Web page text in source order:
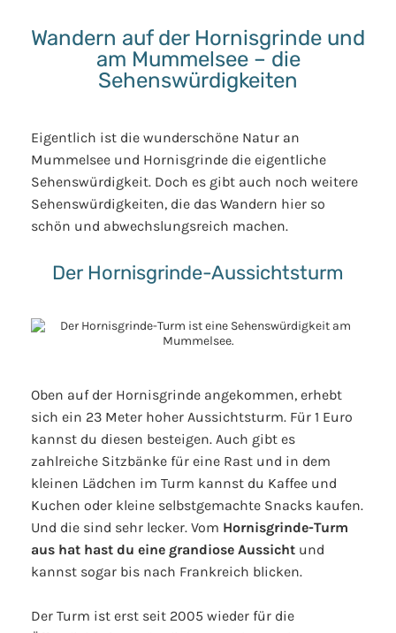
Wandern auf der Hornisgrinde und
am Mummelsee – die
Sehenswürdigkeiten
Eigentlich ist die wunderschöne Natur an
Mummelsee und Hornisgrinde die eigentliche
Sehenswürdigkeit. Doch es gibt auch noch weitere
Sehenswürdigkeiten, die das Wandern hier so
schön und abwechslungsreich machen.
Der Hornisgrinde-Aussichtsturm
Oben auf der Hornisgrinde angekommen, erhebt
sich ein 23 Meter hoher Aussichtsturm. Für 1 Euro
kannst du diesen besteigen. Auch gibt es
zahlreiche Sitzbänke für eine Rast und in dem
kleinen Lädchen im Turm kannst du Kaffee und
Kuchen oder kleine selbstgemachte Snacks kaufen.
Und die sind sehr lecker. Vom Hornisgrinde-Turm
aus hat hast du eine grandiose Aussicht und
kannst sogar bis nach Frankreich blicken.
Der Turm ist erst seit 2005 wieder für die